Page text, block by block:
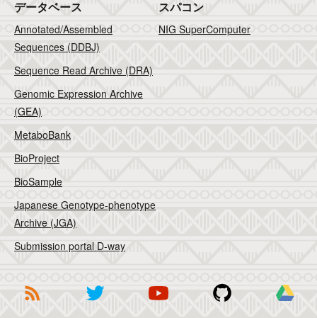
データベース
Annotated/Assembled
Sequences (DDBJ)
Sequence Read Archive (DRA)
Genomic Expression Archive
(GEA)
MetaboBank
BioProject
BioSample
Japanese Genotype-phenotype
Archive (JGA)
Submission portal D-way
スパコン
NIG SuperComputer